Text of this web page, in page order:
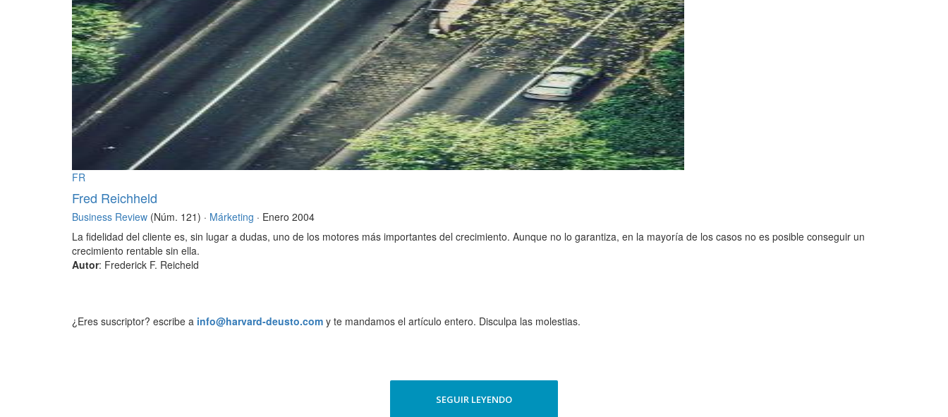
FR
Fred Reichheld
Business Review (Núm. 121) · Márketing · Enero 2004
La fidelidad del cliente es, sin lugar a dudas, uno de los motores más importantes del crecimiento. Aunque no lo garantiza, en la mayoría de los casos no es posible conseguir un
crecimiento rentable sin ella.
Autor: Frederick F. Reicheld
¿Eres suscriptor? escribe a info@harvard-deusto.com y te mandamos el artículo entero. Disculpa las molestias.
SEGUIR LEYENDO